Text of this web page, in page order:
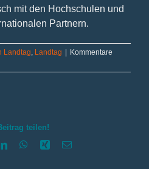
mit den Hochschulen und
Partnern.
Landtag Landtag | Kommentare
teilen!
LinkedInWhatsApp
Xing E-